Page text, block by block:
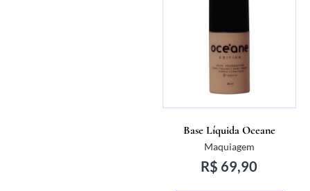
Base Líquida Oceane
Maquiagem
R$ 69,90